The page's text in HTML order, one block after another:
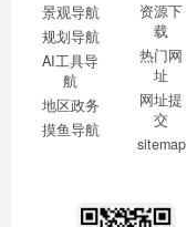
景观导航
规划导航
AI工具导
航
地区政务
摸鱼导航
资源下
载
热门网
址
网址提
交
sitemap